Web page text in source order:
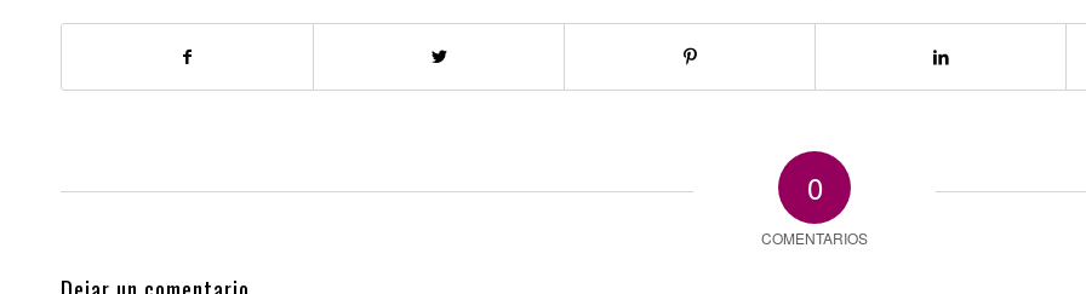
0
COMENTARIOS